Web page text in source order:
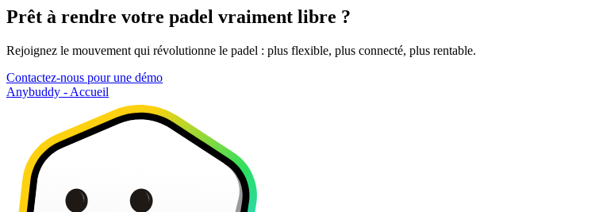
Prêt à rendre votre padel vraiment libre ?
Rejoignez le mouvement qui révolutionne le padel : plus flexible, plus connecté, plus rentable.
Contactez-nous pour une démo
Anybuddy - Accueil